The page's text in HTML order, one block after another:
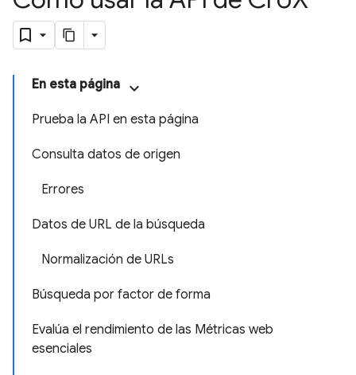
En esta página
Prueba la API en esta página
Consulta datos de origen
Errores
Datos de URL de la búsqueda
Normalización de URLs
Búsqueda por factor de forma
Evalúa el rendimiento de las Métricas web
esenciales